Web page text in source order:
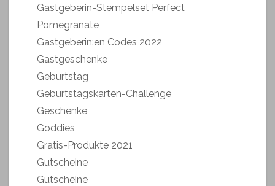
Gastgeberin-Stempelset Perfect
Pomegranate
Gastgeberin:en Codes 2022
Gastgeschenke
Geburtstag
Geburtstagskarten-Challenge
Geschenke
Goddies
Gratis-Produkte 2021
Gutscheine
Gutscheine